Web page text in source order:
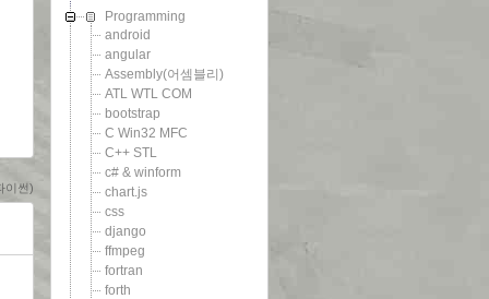
이썬)
Programming
android
angular
Assembly(어셈블리)
ATL WTL COM
bootstrap
C Win32 MFC
C++ STL
c# & winform
chart.js
css
django
ffmpeg
fortran
forth